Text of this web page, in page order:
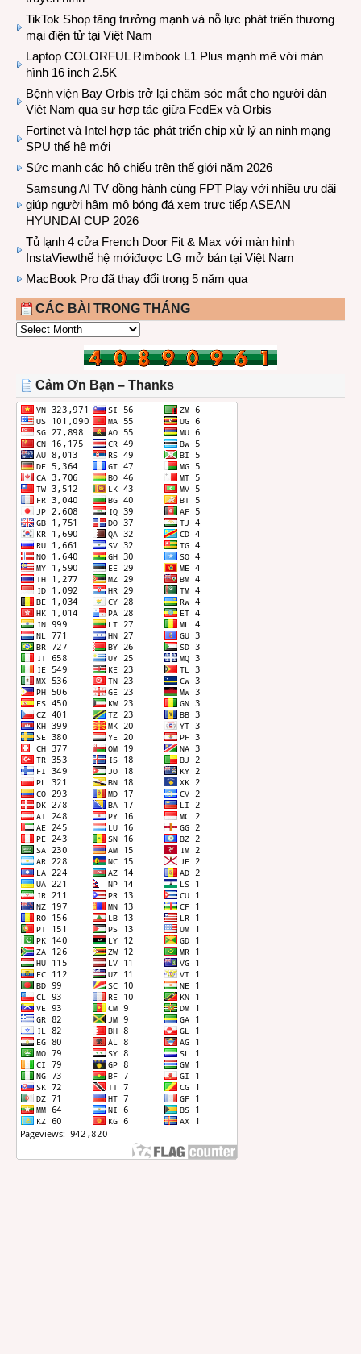
TikTok Shop tăng trưởng mạnh và nỗ lực phát triển thương
mại điện tử tại Việt Nam
Laptop COLORFUL Rimbook L1 Plus mạnh mẽ với màn
hình 16 inch 2.5K
Bệnh viện Bay Orbis trở lại chăm sóc mắt cho người dân
Việt Nam qua sự hợp tác giữa FedEx và Orbis
Fortinet và Intel hợp tác phát triển chip xử lý an ninh mạng
SPU thế hệ mới
Sức mạnh các hộ chiếu trên thế giới năm 2026
Samsung AI TV đồng hành cùng FPT Play với nhiều ưu đãi
giúp người hâm mộ bóng đá xem trực tiếp ASEAN
HYUNDAI CUP 2026
Tủ lạnh 4 cửa French Door Fit & Max với màn hình
InstaViewthế hệ mớiđược LG mở bán tại Việt Nam
MacBook Pro đã thay đổi trong 5 năm qua
CÁC BÀI TRONG THÁNG
CÁC
THÁNG
Cảm Ơn Bạn – Thanks